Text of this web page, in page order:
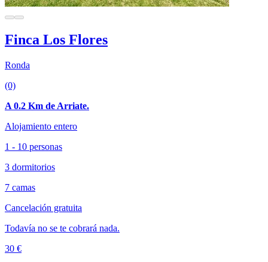
Finca Los Flores
Ronda
(0)
A 0.2 Km de Arriate.
Alojamiento entero
1 - 10 personas
3 dormitorios
7 camas
Cancelación gratuita
Todavía no se te cobrará nada.
30 €